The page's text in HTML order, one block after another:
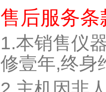
展示
可连接长度测量单
元
长度测量单位输入
标
售后服务条
1.本销售仪
修壹年,终身